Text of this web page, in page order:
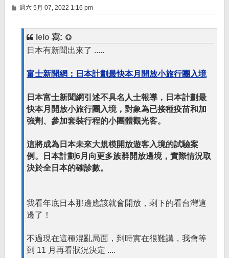
文
章
週六 5月 07, 2022 1:16 pm
lelo 寫:
日本有新聞出來了 .....
富士新聞網：日本計劃最快本月開放小旅行團入境
日本富士新聞網引述不具名人士報導，日本計劃最
快本月開放小旅行團入境，對象為已接種疫苗和加
強劑、參加套裝行程的小團體觀光客。
這將成為日本未來大規模開放遊客入境的試驗案
例。日本計劃6月向更多族群開放邊境，實際情況取
決於全日本的確診數。
我看年底日本那邊應該就會開放，剩下的看台灣這
邊了！
不過現在這種混亂局面，到時實在很難講，我會等
到 11 月再看狀況決定 ....